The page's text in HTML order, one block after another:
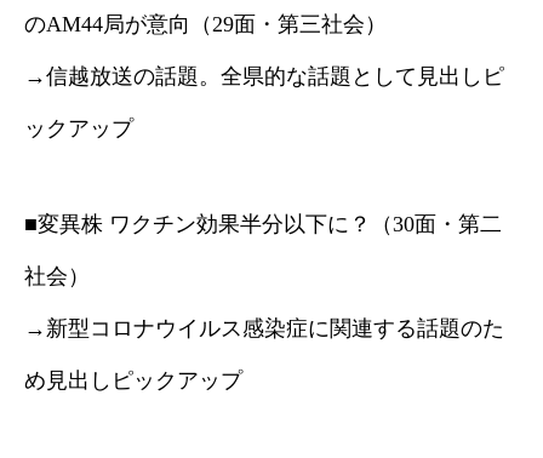
のAM44局が意向（29面・第三社会）
→信越放送の話題。全県的な話題として見出しピ
ックアップ
■変異株 ワクチン効果半分以下に？（30面・第二
社会）
→新型コロナウイルス感染症に関連する話題のた
め見出しピックアップ